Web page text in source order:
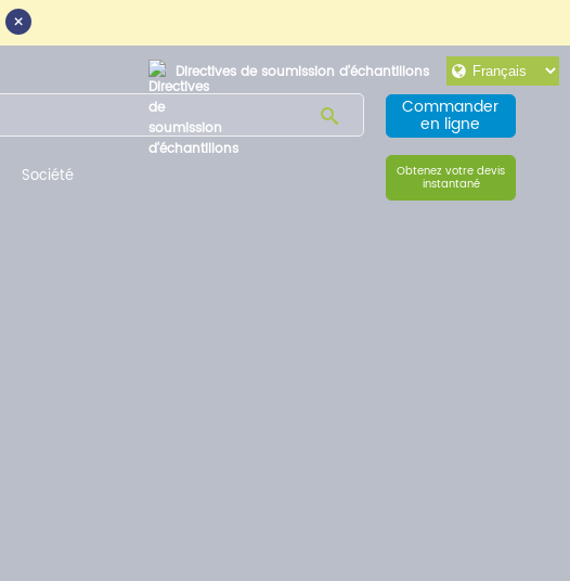
×
Directives de soumission d'échantillons
Commander
en ligne
Société Obtenez votre devis
instantané